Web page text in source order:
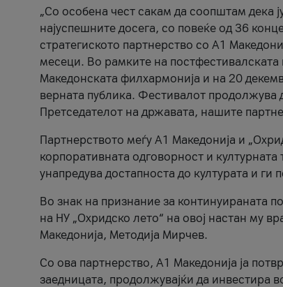
„Со особена чест сакам да соопштам дека
најуспешните досега, со повеќе од 36
стратегиското партнерство со А1
месеци. Во рамките на постфестивалската
Македонската филхармонија и на 20
верната публика. Фестивалот продолжува
Претседателот на државата, нашите
Партнерството меѓу A1 Македонија и
корпоративната одговорност и
унапредува достапноста до културата и
Во знак на признание за континуираната
на НУ „Охридско лето“ на овој настан му
Македонија, Методија Мирчев.
Со ова партнерство, A1 Македонија ја
заедницата, продолжувајќи да инвестира